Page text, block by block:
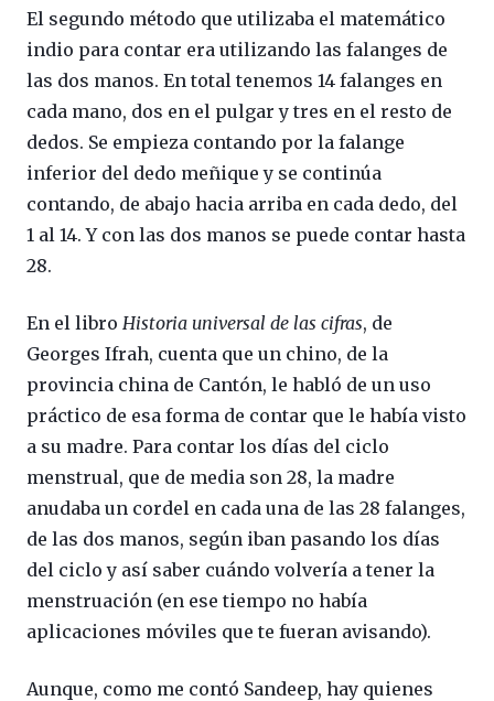
El segundo método que utilizaba el matemático
indio para contar era utilizando las falanges de
las dos manos. En total tenemos 14 falanges en
cada mano, dos en el pulgar y tres en el resto de
dedos. Se empieza contando por la falange
inferior del dedo meñique y se continúa
contando, de abajo hacia arriba en cada dedo, del
1 al 14. Y con las dos manos se puede contar hasta
28.
En el libro Historia universal de las cifras, de
Georges Ifrah, cuenta que un chino, de la
provincia china de Cantón, le habló de un uso
práctico de esa forma de contar que le había visto
a su madre. Para contar los días del ciclo
menstrual, que de media son 28, la madre
anudaba un cordel en cada una de las 28 falanges,
de las dos manos, según iban pasando los días
del ciclo y así saber cuándo volvería a tener la
menstruación (en ese tiempo no había
aplicaciones móviles que te fueran avisando).
Aunque, como me contó Sandeep, hay quienes